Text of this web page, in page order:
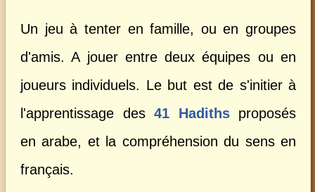
Un jeu à tenter en famille, ou en groupes
d'amis. A jouer entre deux équipes ou en
joueurs individuels. Le but est de s'initier à
l'apprentissage des 41 Hadithsproposés
en arabe, et la compréhension du sens en
français.